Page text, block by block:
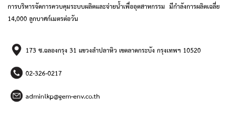
การบริหารจัดการควบคุมระบบผลิตและจ่ายน้ำเพื่ออุตสาหกรรม มีกำลังการผลิตเฉลี่ย
14,000 ลูกบาศก์เมตรต่อวัน
173 ซ.ฉลองกรุง 31 แขวงลำปลาหิว เขตลาดกระบัง กรุงเทพฯ 10520
02-326-0217
adminlkp@gem-env.co.th